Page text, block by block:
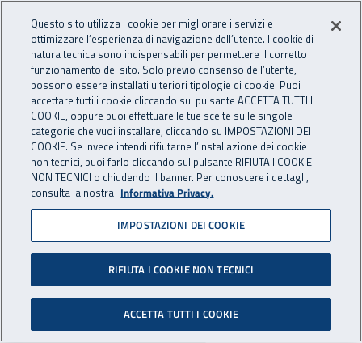
INAIL - Istituto Nazionale
Apri cerca
Navigazione principale
Navigazione - Ti trovi in:
Home Inail comunica Avvisi
Trattativa privata:
disponibili immobili per la
vendita
Pubblicati sul portale i dati relativi agli immobili
e le modalità per attivare la procedura di
vendita a trattativa privata.
Questo sito utilizza i cookie per migliorare i servizi e
ottimizzare l’esperienza di navigazione dell’utente. I cookie di
natura tecnica sono indispensabili per permettere il corretto
funzionamento del sito. Solo previo consenso dell’utente,
possono essere installati ulteriori tipologie di cookie. Puoi
accettare tutti i cookie cliccando sul pulsante ACCETTA TUTTI I
COOKIE, oppure puoi effettuare le tue scelte sulle singole
categorie che vuoi installare, cliccando su IMPOSTAZIONI DEI
COOKIE. Se invece intendi rifiutarne l’installazione dei cookie
non tecnici, puoi farlo cliccando sul pulsante RIFIUTA I COOKIE
NON TECNICI o chiudendo il banner. Per conoscere i dettagli,
consulta la nostra Informativa Privacy.
IMPOSTAZIONI DEI COOKIE
RIFIUTA I COOKIE NON TECNICI
ACCETTA TUTTI I COOKIE